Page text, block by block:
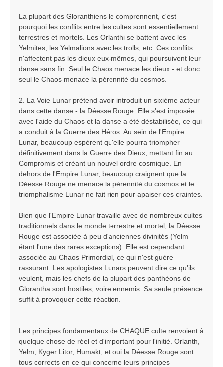
La plupart des Gloranthiens le comprennent, c'est
pourquoi les conflits entre les cultes sont essentiellement
terrestres et mortels. Les Orlanthi se battent avec les
Yelmites, les Yelmalions avec les trolls, etc. Ces conflits
n'affectent pas les dieux eux-mêmes, qui poursuivent leur
danse sans fin. Seul le Chaos menace les dieux - et donc
seul le Chaos menace la pérennité du cosmos.
2. La Voie Lunar prétend avoir introduit un sixième acteur
dans cette danse - la Déesse Rouge. Elle s'est imposée
avec l'aide du Chaos et la danse a été déstabilisée, ce qui
a conduit à la Guerre des Héros. Au sein de l'Empire
Lunar, beaucoup espèrent qu'elle pourra triompher
définitivement dans la Guerre des Dieux, mettant fin au
Compromis et créant un nouvel ordre cosmique. En
dehors de l'Empire Lunar, beaucoup craignent que la
Déesse Rouge ne menace la pérennité du cosmos et le
triomphalisme Lunar ne fait rien pour apaiser ces craintes.
Bien que l'Empire Lunar travaille avec de nombreux cultes
traditionnels dans le monde terrestre et mortel, la Déesse
Rouge est associée à peu d'anciennes divinités (Yelm
étant l'une des rares exceptions). Elle est cependant
associée au Chaos Primordial, ce qui n'est guère
rassurant. Les apologistes Lunars peuvent dire ce qu'ils
veulent, mais les chefs de la plupart des panthéons de
Glorantha sont hostiles, voire ennemis. Sa seule présence
suffit à provoquer cette réaction.
Les principes fondamentaux de CHAQUE culte renvoient à
quelque chose de réel et d'important pour l'initié. Orlanth,
Yelm, Kyger Litor, Humakt, et oui la Déesse Rouge sont
tous corrects en ce qui concerne leurs principes